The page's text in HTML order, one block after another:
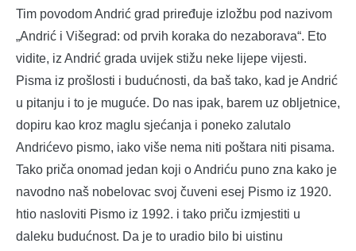
Tim povodom Andrić grad priređuje izložbu pod nazivom
„Andrić i Višegrad: od prvih koraka do nezaborava“. Eto
vidite, iz Andrić grada uvijek stižu neke lijepe vijesti.
Pisma iz prošlosti i budućnosti, da baš tako, kad je Andrić
u pitanju i to je muguće. Do nas ipak, barem uz obljetnice,
dopiru kao kroz maglu sjećanja i poneko zalutalo
Andrićevo pismo, iako više nema niti poštara niti pisama.
Tako priča onomad jedan koji o Andriću puno zna kako je
navodno naš nobelovac svoj čuveni esej Pismo iz 1920.
htio nasloviti Pismo iz 1992. i tako priču izmjestiti u
daleku budućnost. Da je to uradio bilo bi uistinu